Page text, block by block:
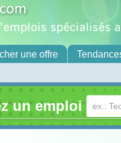
une offre
un emploi